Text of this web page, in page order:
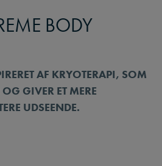
BODY
AF KRYOTERAPI, SOM
GIVER ET MERE
UDSEENDE.